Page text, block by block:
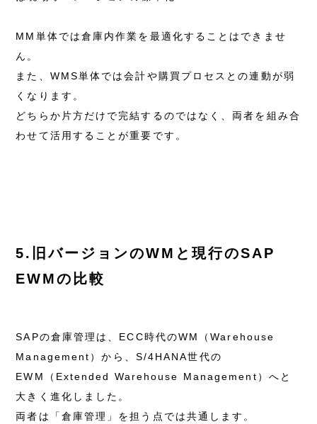
MM単体では倉庫内作業を最適化することはできませ
ん。
また、WMS単体では会計や購買プロセスとの連動が弱
くなります。
どちらか片方だけで完結するのではなく、両者を組み合
わせて活用することが重要です。
5.旧バージョンのWMと現行のSAP
EWMの比較
SAPの倉庫管理は、ECC時代のWM（Warehouse
Management）から、S/4HANA世代の
EWM（Extended Warehouse Management）へと
大きく進化しました。
両者は「倉庫管理」を担う点では共通します。